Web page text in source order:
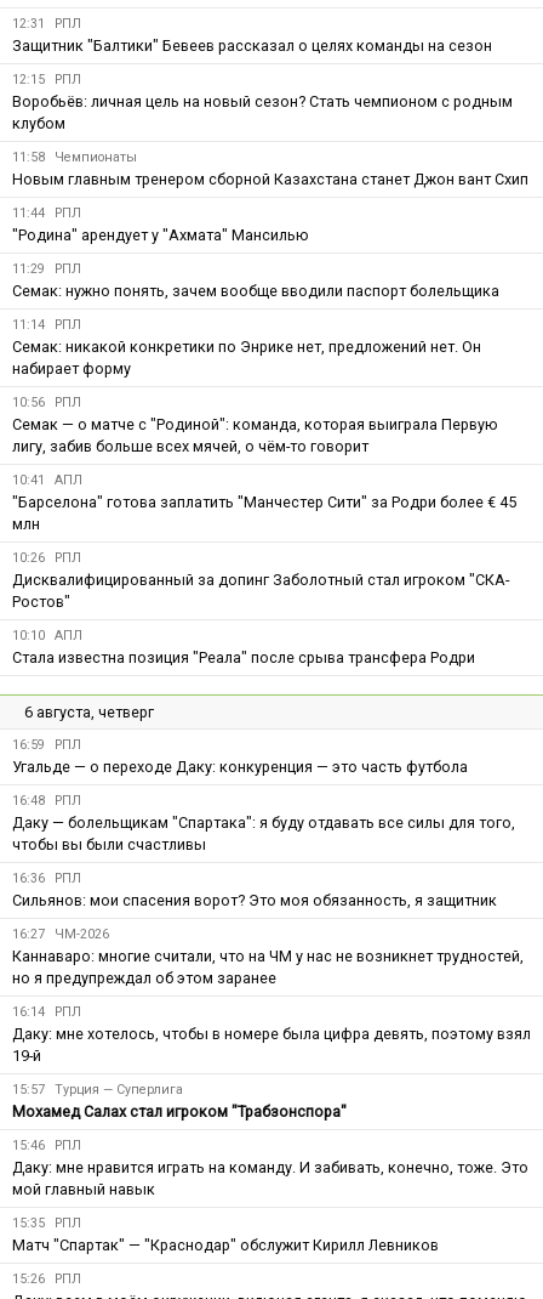
12:31 РПЛ
Защитник "Балтики" Бевеев рассказал о целях команды на сезон
12:15 РПЛ
Воробьёв: личная цель на новый сезон? Стать чемпионом с родным
клубом
11:58 Чемпионаты
Новым главным тренером сборной Казахстана станет Джон вант Схип
11:44 РПЛ
"Родина" арендует у "Ахмата" Мансилью
11:29 РПЛ
Семак: нужно понять, зачем вообще вводили паспорт болельщика
11:14 РПЛ
Семак: никакой конкретики по Энрике нет, предложений нет. Он
набирает форму
10:56 РПЛ
Семак — о матче с "Родиной": команда, которая выиграла Первую
лигу, забив больше всех мячей, о чём-то говорит
10:41 АПЛ
"Барселона" готова заплатить "Манчестер Сити" за Родри более € 45
млн
10:26 РПЛ
Дисквалифицированный за допинг Заболотный стал игроком "СКА-
Ростов"
10:10 АПЛ
Стала известна позиция "Реала" после срыва трансфера Родри
6 августа, четверг
16:59 РПЛ
Угальде — о переходе Даку: конкуренция — это часть футбола
16:48 РПЛ
Даку — болельщикам "Спартака": я буду отдавать все силы для того,
чтобы вы были счастливы
16:36 РПЛ
Сильянов: мои спасения ворот? Это моя обязанность, я защитник
16:27 ЧМ-2026
Каннаваро: многие считали, что на ЧМ у нас не возникнет трудностей,
но я предупреждал об этом заранее
16:14 РПЛ
Даку: мне хотелось, чтобы в номере была цифра девять, поэтому взял
19-й
15:57 Турция — Суперлига
Мохамед Салах стал игроком "Трабзонспора"
15:46 РПЛ
Даку: мне нравится играть на команду. И забивать, конечно, тоже. Это
мой главный навык
15:35 РПЛ
Матч "Спартак" — "Краснодар" обслужит Кирилл Левников
15:26 РПЛ